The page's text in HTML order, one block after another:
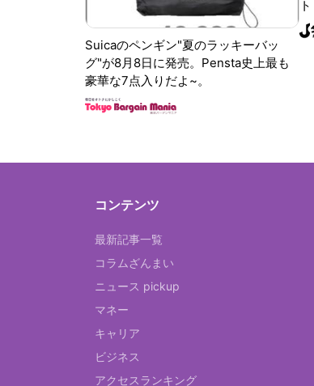
Suicaのペンギン"夏のラッキーバッ
グ"が8月8日に発売。Pensta史上最も
豪華な7点入りだよ~。
ト
コンテンツ
最新記事一覧
コラムざんまい
ニュース pickup
マネー
キャリア
ビジネス
アクセスランキング